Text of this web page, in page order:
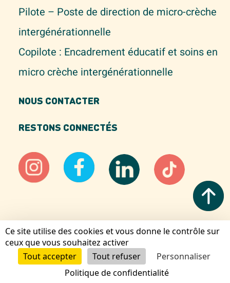
Pilote – Poste de direction de micro-crèche
intergénérationnelle
Copilote : Encadrement éducatif et soins en
micro crèche intergénérationnelle
NOUS CONTACTER
RESTONS CONNECTÉS
Mentions légales
Gestion des cookies
© Tom&Josette - 2022
Ce site utilise des cookies et vous donne le contrôle sur
ceux que vous souhaitez activer
Tout accepter
Tout refuser
Personnaliser
Politique de confidentialité